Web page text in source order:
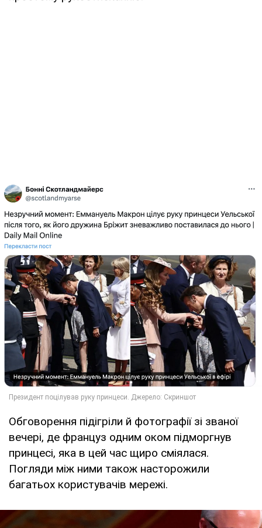
Обговорення підігріли й фотографії зі званої
вечері, де француз одним оком підморгнув
принцесі, яка в цей час щиро сміялася.
Погляди між ними також насторожили
багатьох користувачів мережі.